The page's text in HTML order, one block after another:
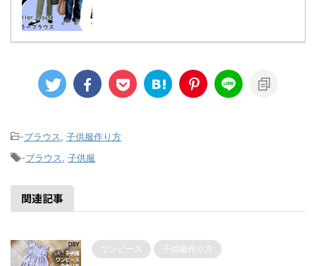
-ブラウス
子供服作り方
-ブラウス 子供服
関連記事
ワンピース 子供服作り方